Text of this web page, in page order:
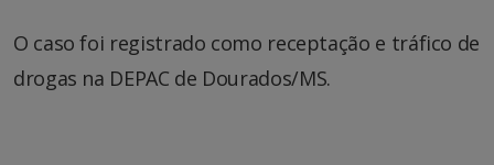
O caso foi registrado como receptação e tráfico de
drogas na DEPAC de Dourados/MS.